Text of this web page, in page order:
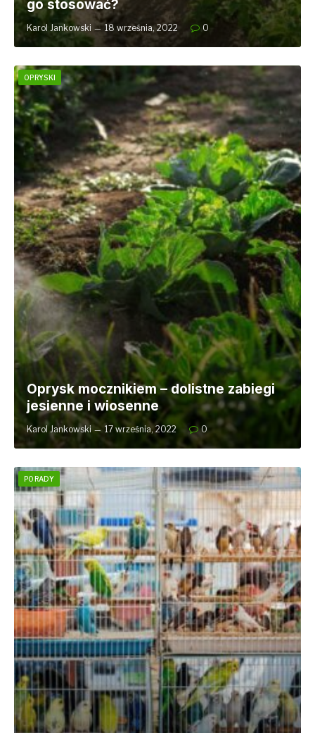
go stosować?
Karol Jankowski 18 września, 2022 0
OPRYSKI
Oprysk mocznikiem – dolistne zabiegi
jesienne i wiosenne
Karol Jankowski 17 września, 2022 0
PORADY